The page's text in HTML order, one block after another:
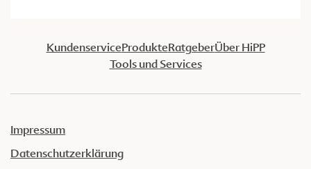
KundenserviceProdukteRatgeberÜber HiPP
Tools und Services
Impressum
Datenschutzerklärung